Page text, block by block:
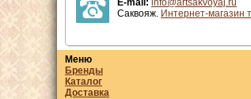
E-mail: info@artsakvoyaj.ru
Саквояж. Интернет-магазин
Меню
Бренды
Каталог
Доставка